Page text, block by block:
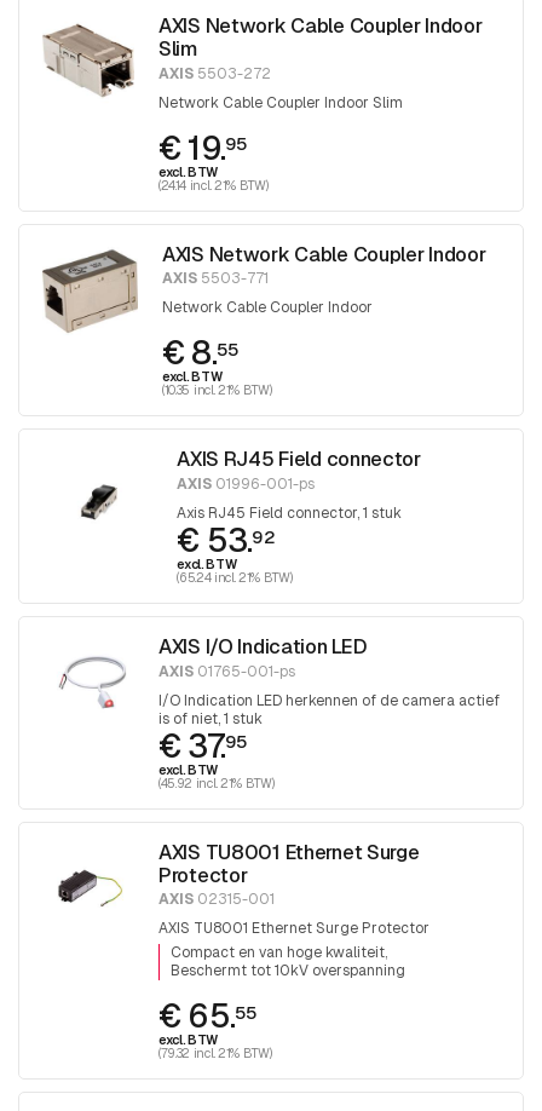
AXIS Network Cable Coupler Indoor
Slim
AXIS 5503-272
Network Cable Coupler Indoor Slim
€ 19.95
excl. BTW
(24.14 incl. 21% BTW)
AXIS Network Cable Coupler Indoor
AXIS 5503-771
Network Cable Coupler Indoor
€ 8.55
excl. BTW
(10.35 incl. 21% BTW)
AXIS RJ45 Field connector
AXIS 01996-001-ps
Axis RJ45 Field connector, 1 stuk
€ 53.92
excl. BTW
(65.24 incl. 21% BTW)
AXIS I/O Indication LED
AXIS 01765-001-ps
I/O Indication LED herkennen of de camera actief
is of niet, 1 stuk
€ 37.95
excl. BTW
(45.92 incl. 21% BTW)
AXIS TU8001 Ethernet Surge
Protector
AXIS 02315-001
AXIS TU8001 Ethernet Surge Protector
Compact en van hoge kwaliteit
Beschermt tot 10kV overspanning
€ 65.55
excl. BTW
(79.32 incl. 21% BTW)